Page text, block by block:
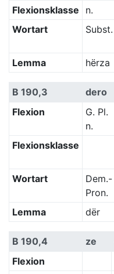
Flexionsklasse
n.
Wortart
Subst.
Lemma hërza
B 190,3 dero
Flexion
G. Pl.
n.
Flexionsklasse
Wortart
Dem.-
Pron.
Lemma dër
B 190,4 ze
Flexion